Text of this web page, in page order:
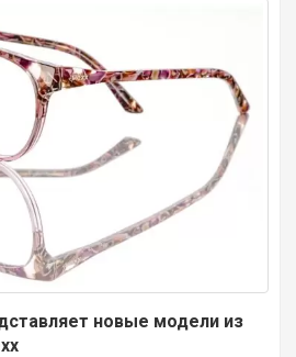
новые модели из